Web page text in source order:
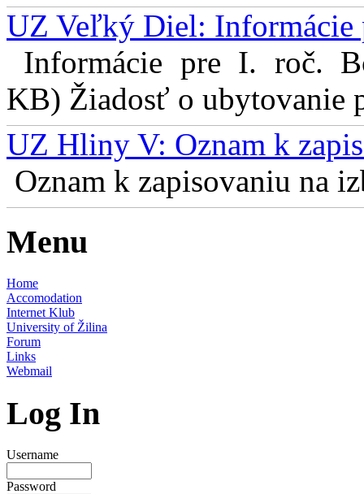
UZ Veľký Diel: Informácie
Informácie pre I. roč.
KB) Žiadosť o ubytovanie
UZ Hliny V: Oznam k
Oznam k zapisovaniu na
Menu
Home
Accomodation
Internet Klub
University of Žilina
Forum
Links
Webmail
Log In
Username
Password